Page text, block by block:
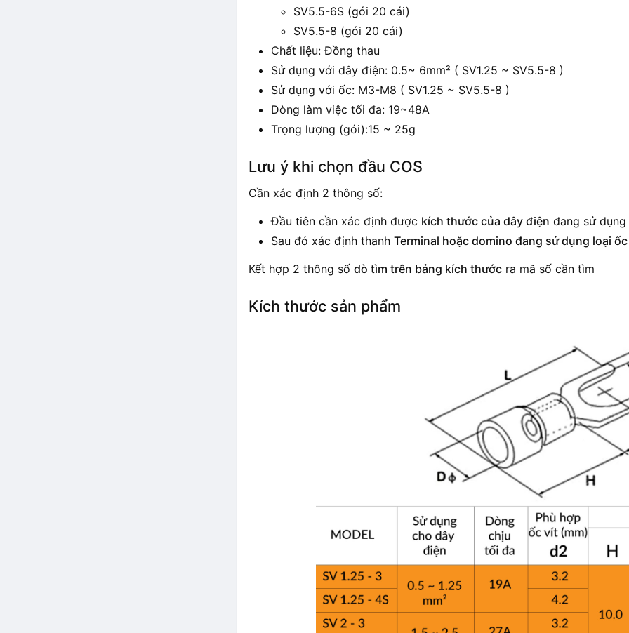
SV5.5-6S (gói 20 cái)
SV5.5-8 (gói 20 cái)
Chất liệu: Đồng thau
Sử dụng với dây điện: 0.5~ 6mm² ( SV1.25 ~ SV5.5-8 )
Sử dụng với ốc: M3-M8 ( SV1.25 ~ SV5.5-8 )
Dòng làm việc tối đa: 19~48A
Trọng lượng (gói):15 ~ 25g
Lưu ý khi chọn đầu COS
Cần xác định 2 thông số:
Đầu tiên cần xác định được kích thước của dây điện đang sử dụng
Sau đó xác định thanh Terminal hoặc domino đang sử dụng loại ốc
Kết hợp 2 thông số dò tìm trên bảng kích thước ra mã số cần tìm
Kích thước sản phẩm